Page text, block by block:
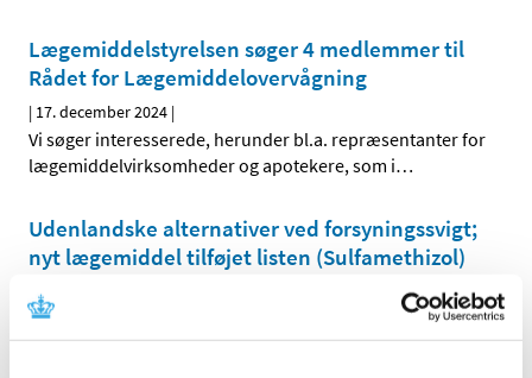
Lægemiddelstyrelsen søger 4 medlemmer til
Rådet for Lægemiddelovervågning
| 17. december 2024 |
Vi søger interesserede, herunder bl.a. repræsentanter for
lægemiddelvirksomheder og apotekere, som i…
Udenlandske alternativer ved forsyningssvigt;
nyt lægemiddel tilføjet listen (Sulfamethizol)
13. december 2024
Til medicinalvirksomheder: Der er tilføjet et lægemiddel
til listen over lægemidler i forsyningssvigt, hvor…